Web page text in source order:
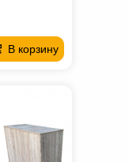
В корзину